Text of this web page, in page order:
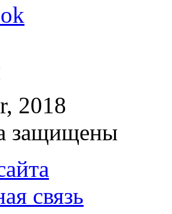
, 2018
защищены
связь